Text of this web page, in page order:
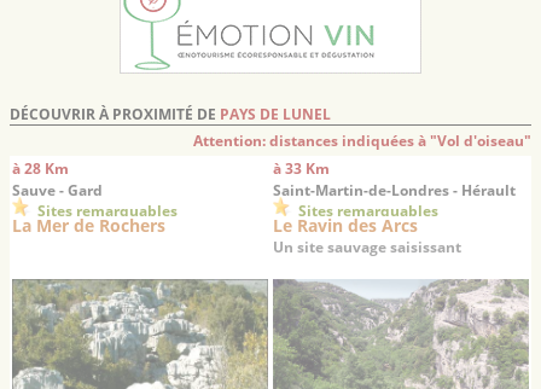
DÉCOUVRIR À PROXIMITÉ DE PAYS DE LUNEL
Attention: distances indiquées à "Vol d'oiseau"
à 28 Km
Sauve - Gard
Sites remarquables
La Mer de Rochers
à 33 Km
Saint-Martin-de-Londres - Hérault
Sites remarquables
Le Ravin des Arcs
Un site sauvage saisissant